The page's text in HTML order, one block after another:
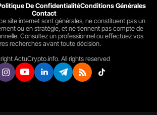
De ConfidentialitéConditions Générales
Contact
site internet sont générales, ne constituent pas un
ou en stratégie, et ne tiennent pas compte de
Consultez un professionnel ou effectuez vos
recherches avant toute décision.
ActuCrypto.info. All rights reserved